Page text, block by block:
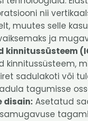
nii
muutes selle
ja
kinnitussüsteem
kinnitussüsteem,
sadulakoti või
tagumisse
disain: Asetatud